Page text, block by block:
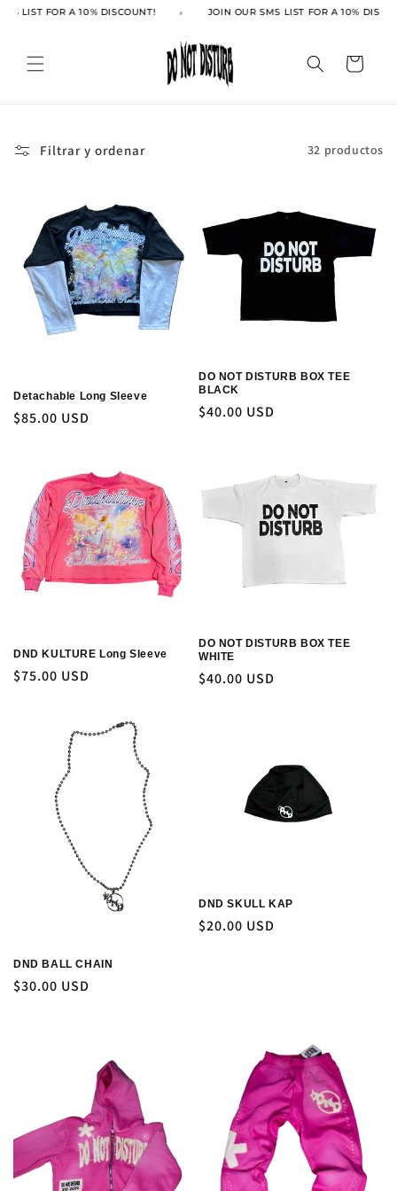
directamente
LIST FOR A 10% DISCOUNT! JOIN OUR SMS LIST FOR A 10%
Carrito
Filtrar y ordenar 32 productos
Detachable Long Sleeve
Precio
$85.00 USD
DO NOT DISTURB BOX TEE
BLACK
Precio
$40.00 USD
DND KULTURE Long Sleeve
Precio
$75.00 USD
DO NOT DISTURB BOX TEE
WHITE
Precio
$40.00 USD
DND BALL CHAIN
Precio
$30.00 USD
DND SKULL KAP
Precio
$20.00 USD